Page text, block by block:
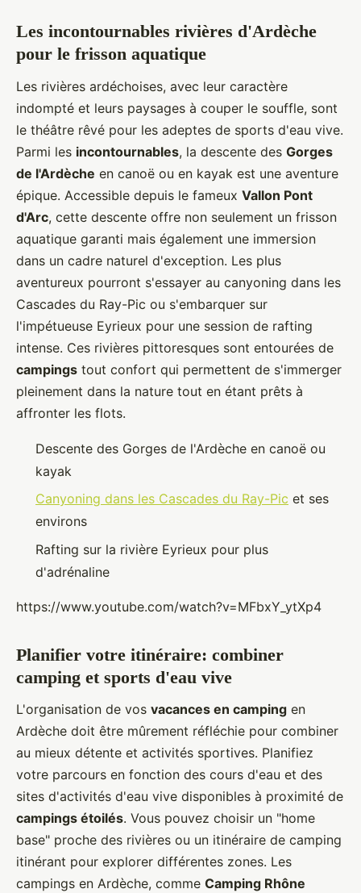
Les incontournables rivières d'Ardèche
pour le frisson aquatique
Les rivières ardéchoises, avec leur caractère
indompté et leurs paysages à couper le souffle, sont
le théâtre rêvé pour les adeptes de sports d'eau vive.
Parmi les incontournables, la descente des Gorges
de l'Ardèche en canoë ou en kayak est une aventure
épique. Accessible depuis le fameux Vallon Pont
d'Arc, cette descente offre non seulement un frisson
aquatique garanti mais également une immersion
dans un cadre naturel d'exception. Les plus
aventureux pourront s'essayer au canyoning dans les
Cascades du Ray-Pic ou s'embarquer sur
l'impétueuse Eyrieux pour une session de rafting
intense. Ces rivières pittoresques sont entourées de
campings tout confort qui permettent de s'immerger
pleinement dans la nature tout en étant prêts à
affronter les flots.
Descente des Gorges de l'Ardèche en canoë ou
kayak
Canyoning dans les Cascades du Ray-Pic et ses
environs
Rafting sur la rivière Eyrieux pour plus
d'adrénaline
https://www.youtube.com/watch?v=MFbxY_ytXp4
Planifier votre itinéraire: combiner
camping et sports d'eau vive
L'organisation de vos vacances en camping en
Ardèche doit être mûrement réfléchie pour combiner
au mieux détente et activités sportives. Planifiez
votre parcours en fonction des cours d'eau et des
sites d'activités d'eau vive disponibles à proximité de
campings étoilés. Vous pouvez choisir un "home
base" proche des rivières ou un itinéraire de camping
itinérant pour explorer différentes zones. Les
campings en Ardèche, comme Camping Rhône